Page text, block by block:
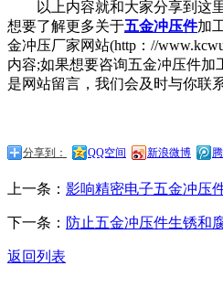
以上内容就和大家分享到这
想要了解更多关于五金冲压件加
金冲压厂家网站(http：//
内容;如果想要咨询五金冲压件加
是网站留言，我们会及时与你联
分享到： QQ空间 新浪微博
上一条： 影响精密电子五金冲压
下一条： 防止五金冲压件生锈和
返回列表